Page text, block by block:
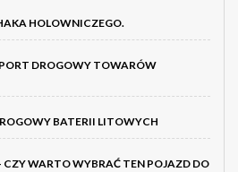
HOLOWNICZEGO.
DROGOWY TOWARÓW
BATERII LITOWYCH
WARTO WYBRAĆ TEN POJAZD DO